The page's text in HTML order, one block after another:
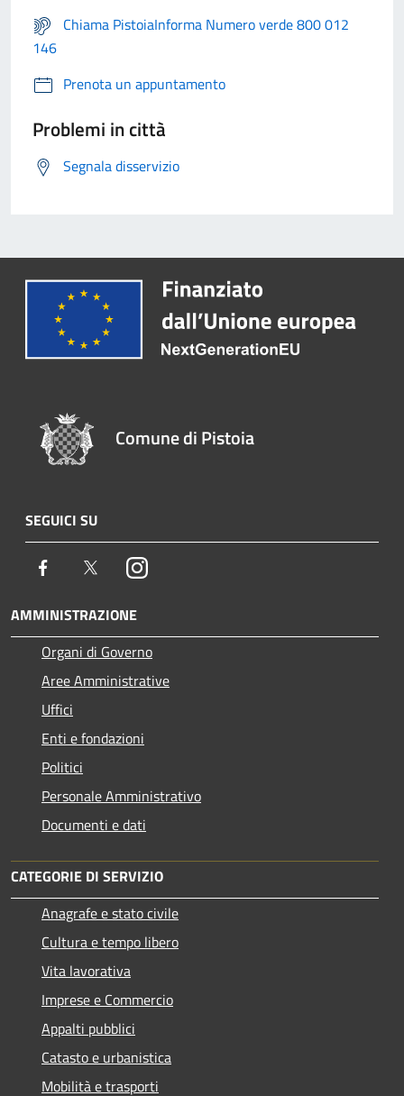
Chiama PistoiaInforma Numero verde 800 012
146
Prenota un appuntamento
Problemi in città
Segnala disservizio
Comune di Pistoia
SEGUICI SU
Facebook TwitterInstagram
AMMINISTRAZIONE
Organi di Governo
Aree Amministrative
Uffici
Enti e fondazioni
Politici
Personale Amministrativo
Documenti e dati
CATEGORIE DI SERVIZIO
Anagrafe e stato civile
Cultura e tempo libero
Vita lavorativa
Imprese e Commercio
Appalti pubblici
Catasto e urbanistica
Mobilità e trasporti